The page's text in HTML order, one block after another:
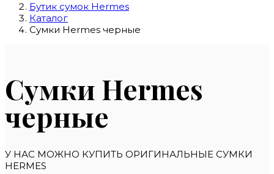
Бутик сумок Hermes
Каталог
Сумки Hermes черные
Сумки Hermes
черные
У НАС МОЖНО КУПИТЬ ОРИГИНАЛЬНЫЕ СУМКИ
HERMES